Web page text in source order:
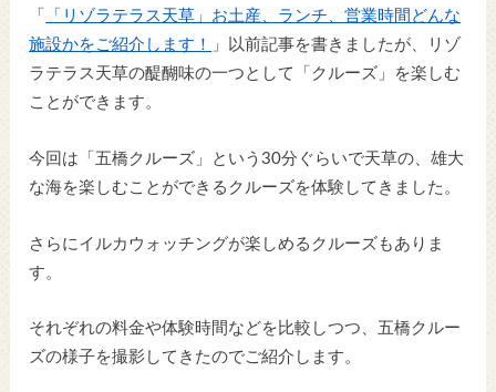
「
「リゾラテラス天草」お土産、ランチ、営業時間どんな
施設かをご紹介します！
」以前記事を書きましたが、リゾ
ラテラス天草の醍醐味の一つとして「クルーズ」を楽しむ
ことができます。
今回は「五橋クルーズ」という30分ぐらいで天草の、雄大
な海を楽しむことができるクルーズを体験してきました。
さらにイルカウォッチングが楽しめるクルーズもありま
す。
それぞれの料金や体験時間などを比較しつつ、五橋クルー
ズの様子を撮影してきたのでご紹介します。